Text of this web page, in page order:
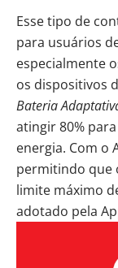
Esse tipo de
para usuários
especialmente
os dispositivos
Bateria
atingir 80%
energia. Com o
permitindo que
limite máximo
adotado pela